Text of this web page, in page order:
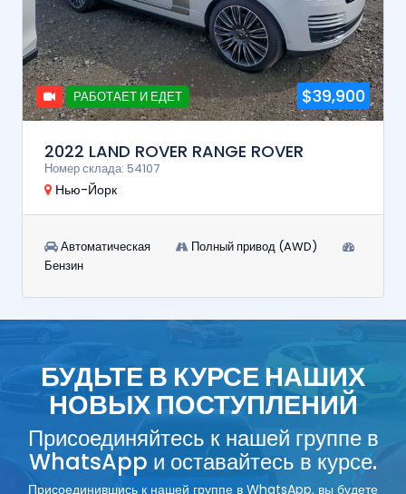
РАБОТАЕТ И ЕДЕТ $39,900
2022 LAND ROVER RANGE ROVER
Номер склада: 54107
Нью-Йорк
Автоматическая
Полный привод (AWD)
Бензин
БУДЬТЕ В КУРСЕ НАШИХ
НОВЫХ ПОСТУПЛЕНИЙ
Присоединяйтесь к нашей группе в
WhatsApp и оставайтесь в курсе.
Присоединившись к нашей группе в WhatsApp, вы будете